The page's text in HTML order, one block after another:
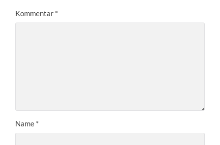
Kommentar *
Name *